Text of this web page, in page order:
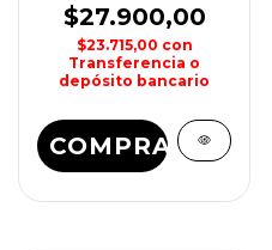
DISCOVERY
ADVENTURE
$27.900,00
$23.715,00 con
Transferencia o
depósito bancario
COMPRAR